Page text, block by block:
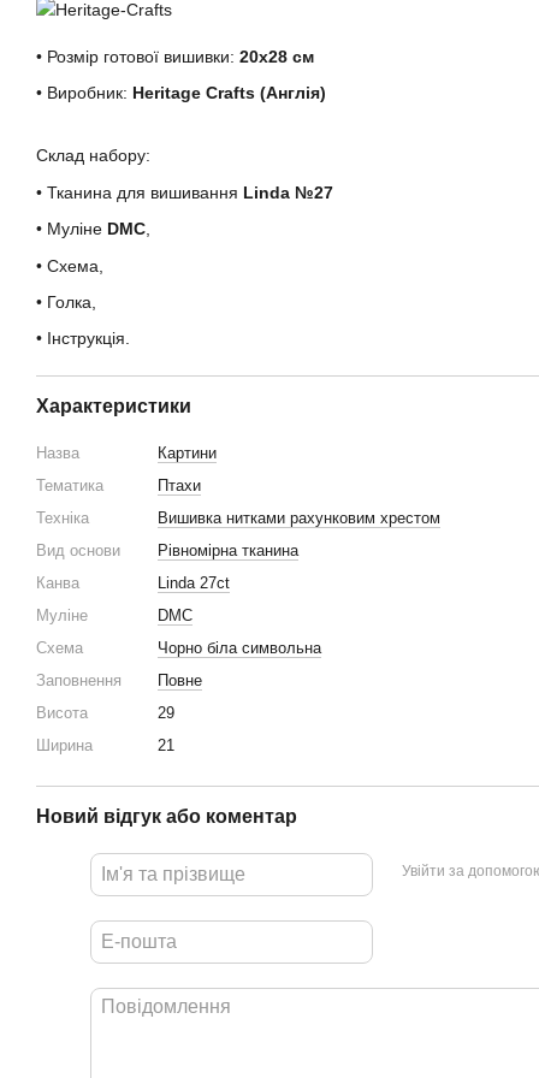
• Розмір готової вишивки: 20х28 см
• Виробник: Heritage Crafts (Англія)
Склад набору:
• Тканина для вишивання Linda №27
• Муліне DMC
• Схема,
• Голка,
• Інструкція.
Характеристики
Назва
Картини
Тематика
Птахи
Техніка
Вишивка нитками рахунковим хрестом
Вид основи
Рівномірна тканина
Канва
Linda 27ct
Муліне
DMC
Схема
Чорно біла символьна
Заповнення
Повне
Висота
29
Ширина
21
Новий відгук або коментар
Увійти за